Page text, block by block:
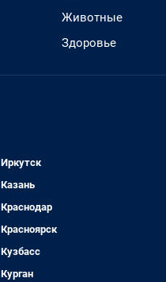
Животные
Здоровье
Иркутск
Казань
Краснодар
Красноярск
Кузбасс
Курган